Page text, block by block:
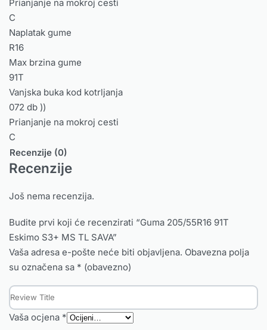
Prianjanje na mokroj cesti
C
Naplatak gume
R16
Max brzina gume
91T
Vanjska buka kod kotrljanja
072 db ))
Prianjanje na mokroj cesti
C
Recenzije (0)
Recenzije
Još nema recenzija.
Budite prvi koji će recenzirati “Guma 205/55R16 91T
Eskimo S3+ MS TL SAVA”
Vaša adresa e-pošte neće biti objavljena. Obavezna polja
su označena sa * (obavezno)
Vaša ocjena *